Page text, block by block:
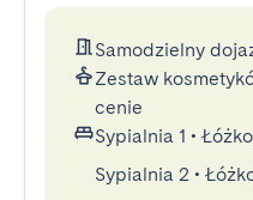
Samodzielny
Zestaw
cenie
Sypialnia 1 •
Sypialnia 2 •